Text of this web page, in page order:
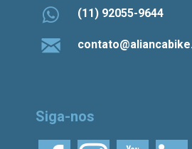
(11) 92055-9644
Siga-nos